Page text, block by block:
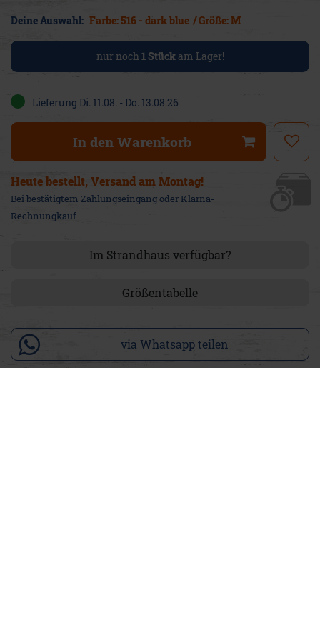
Deine Auswahl: Farbe: 516 - dark blue / Größe: M
nur noch 1 Stückam Lager!
Lieferung Di. 11.08. - Do. 13.08.26
In den Warenkorb
Heute bestellt, Versand am Montag!
Bei bestätigtem Zahlungseingang oder Klarna-
Rechnungkauf
Im Strandhaus verfügbar?
Größentabelle
via Whatsapp teilen